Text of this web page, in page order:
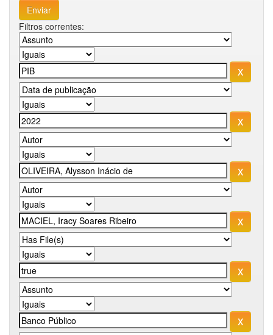
Filtros correntes: